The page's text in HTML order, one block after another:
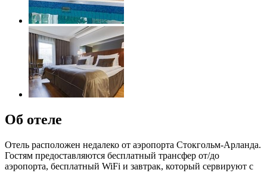
Об отеле
Отель расположен недалеко от аэропорта Стокгольм-Арланда.
Гостям предоставляются бесплатный трансфер от/до
аэропорта, бесплатный WiFi и завтрак, который сервируют с